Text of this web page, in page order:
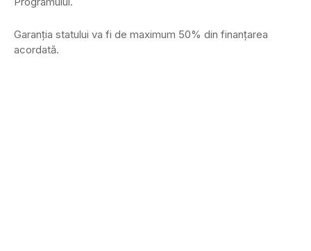
Garanţia statului va fi de maximum 50% din finanţarea
acordată.